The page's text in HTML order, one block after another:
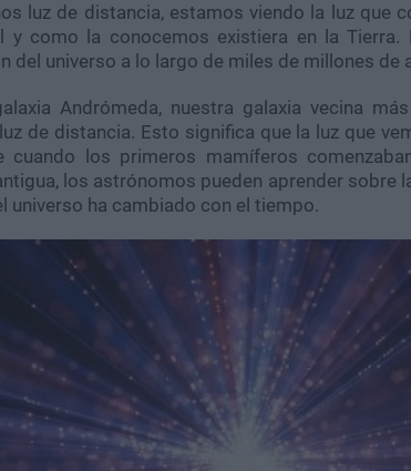
luz de distancia, estamos viendo la luz que
y como la conocemos existiera en la Tierra.
del universo a lo largo de miles de millones de
Andrómeda, nuestra galaxia vecina
de distancia. Esto significa que la luz que
cuando los primeros mamíferos
los astrónomos pueden aprender sobre
universo ha cambiado con el tiempo.